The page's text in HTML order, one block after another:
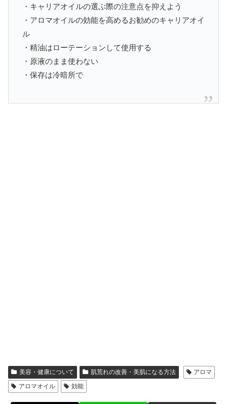
・キャリアオイルの選ぶ際の注意点を抑えよう
・アロマオイルの効能を高めるお勧めのキャリアオイ
ル
・精油はローテーションして使用する
・原液のまま使わない
・保存は冷暗所で
美容・健康について 肌荒れの改善・美肌になる方法
アロマ
アロマオイル
効能